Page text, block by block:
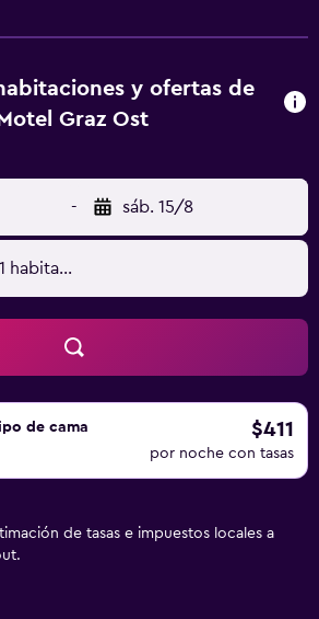
aeropuerto (Aeropuerto de Graz)
y ofertas de
Graz Ost
- sáb. 15/8
habitación
de cama
$411
por noche con tasas
de tasas e impuestos locales a